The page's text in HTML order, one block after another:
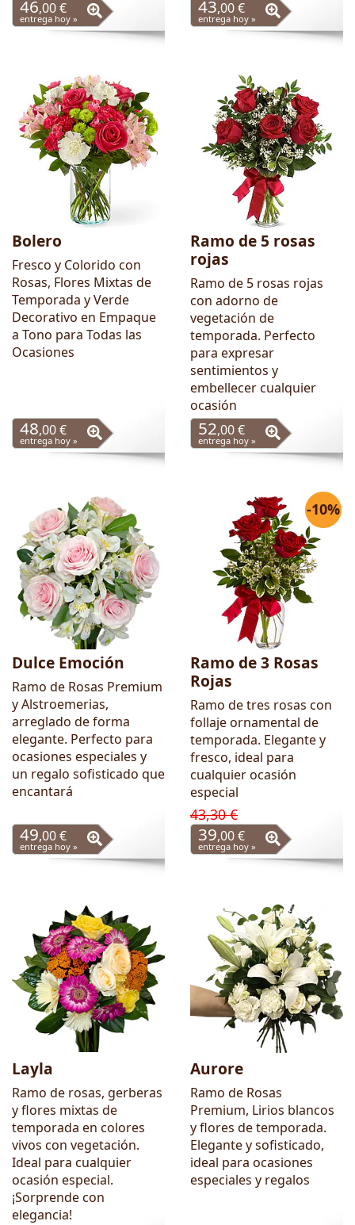
46,00 €
entrega hoy »
43,00 €
entrega hoy »
Bolero
Fresco y Colorido con
Rosas, Flores Mixtas de
Temporada y Verde
Decorativo en Empaque
a Tono para Todas las
Ocasiones
48,00 €
entrega hoy »
Ramo de 5 rosas
rojas
Ramo de 5 rosas rojas
con adorno de
vegetación de
temporada. Perfecto
para expresar
sentimientos y
embellecer cualquier
ocasión
52,00 €
entrega hoy »
Dulce Emoción
Ramo de Rosas Premium
y Alstroemerias,
arreglado de forma
elegante. Perfecto para
ocasiones especiales y
un regalo sofisticado que
encantará
49,00 €
entrega hoy »
-10%
Ramo de 3 Rosas
Rojas
Ramo de tres rosas con
follaje ornamental de
temporada. Elegante y
fresco, ideal para
cualquier ocasión
especial
43,30 €
39,00 €
entrega hoy »
Layla
Ramo de rosas, gerberas
y flores mixtas de
temporada en colores
vivos con vegetación.
Ideal para cualquier
ocasión especial.
¡Sorprende con
elegancia!
Aurore
Ramo de Rosas
Premium, Lirios blancos
y flores de temporada.
Elegante y sofisticado,
ideal para ocasiones
especiales y regalos